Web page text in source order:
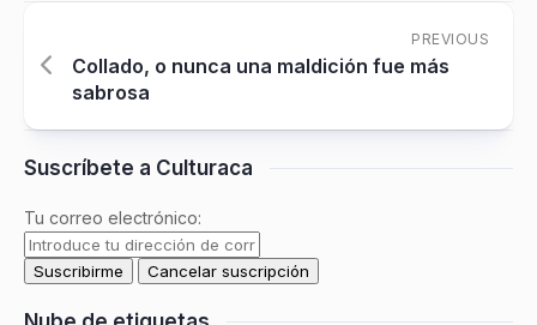
PREVIOUS
Collado, o nunca una maldición fue más
sabrosa
Suscríbete a Culturaca
Tu correo electrónico: